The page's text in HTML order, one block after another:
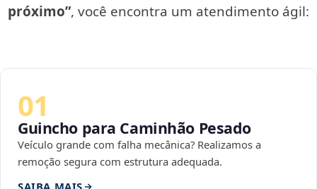
próximo”, você encontra um atendimento ágil:
01
Guincho para Caminhão Pesado
Veículo grande com falha mecânica? Realizamos a
remoção segura com estrutura adequada.